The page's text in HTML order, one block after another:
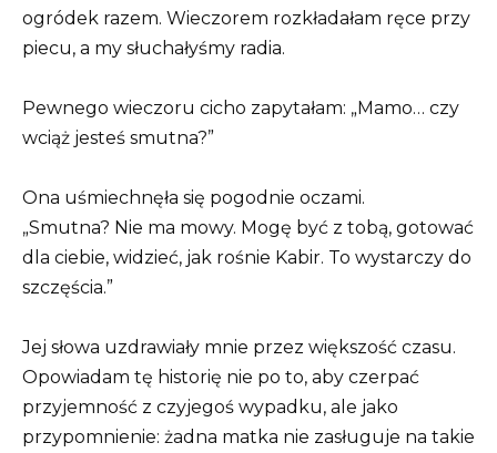
ogródek razem. Wieczorem rozkładałam ręce przy
piecu, a my słuchałyśmy radia.
Pewnego wieczoru cicho zapytałam: „Mamo… czy
wciąż jesteś smutna?”
Ona uśmiechnęła się pogodnie oczami.
„Smutna? Nie ma mowy. Mogę być z tobą, gotować
dla ciebie, widzieć, jak rośnie Kabir. To wystarczy do
szczęścia.”
Jej słowa uzdrawiały mnie przez większość czasu.
Opowiadam tę historię nie po to, aby czerpać
przyjemność z czyjegoś wypadku, ale jako
przypomnienie: żadna matka nie zasługuje na takie